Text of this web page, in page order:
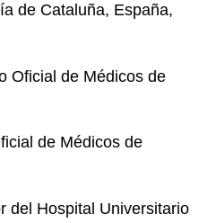
de Cataluña, España,
Oﬁcial de Médicos de
de Médicos de
del Hospital Universitario